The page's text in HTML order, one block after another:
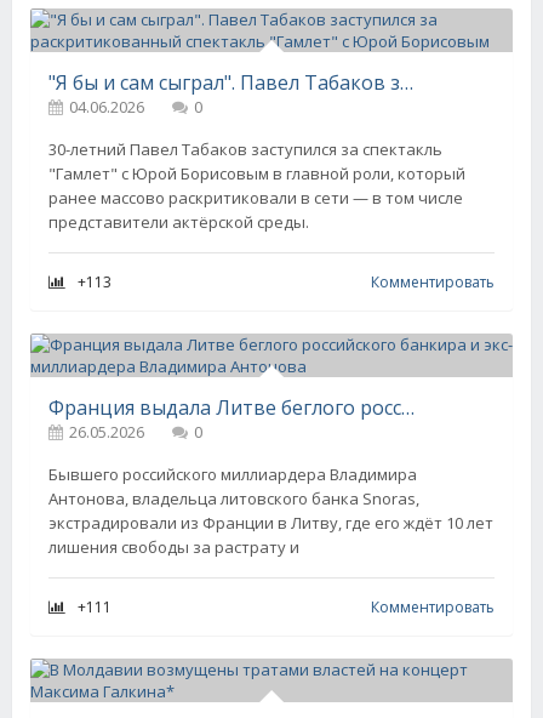
"Я бы и сам сыграл". Павел Табаков заступился за раскритикованный спектакль "Гамлет" с Юрой Борисовым
04.06.2026
0
30-летний Павел Табаков заступился за спектакль
"Гамлет" с Юрой Борисовым в главной роли, который
ранее массово раскритиковали в сети — в том числе
представители актёрской среды.
+113 Комментировать
Франция выдала Литве беглого российского банкира и экс-миллиардера Владимира Антонова
26.05.2026
0
Бывшего российского миллиардера Владимира
Антонова, владельца литовского банка Snoras,
экстрадировали из Франции в Литву, где его ждёт 10 лет
лишения свободы за растрату и
+111 Комментировать